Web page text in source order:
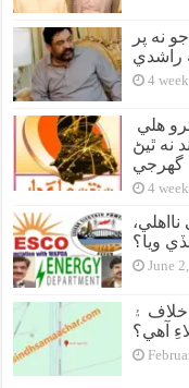
نه پر
راشدي
4
نه ٿيڻ
گهرجي
4
June
۽
آهي؟